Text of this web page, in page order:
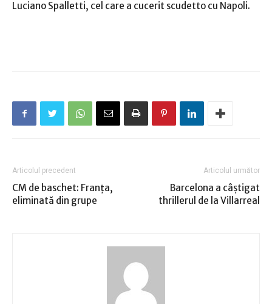
Luciano Spalletti, cel care a cucerit scudetto cu Napoli.
Articolul precedent
CM de baschet: Franţa,
eliminată din grupe
Articolul următor
Barcelona a câştigat
thrillerul de la Villarreal